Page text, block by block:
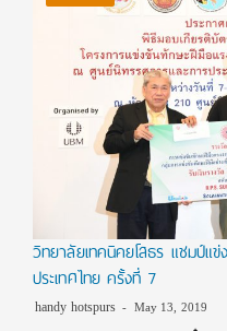
วิทยาลัยเทคนิคยโสธร แชมป์แ
ประเทศไทย ครั้งที่ 7
handy hotspurs May 13, 2019